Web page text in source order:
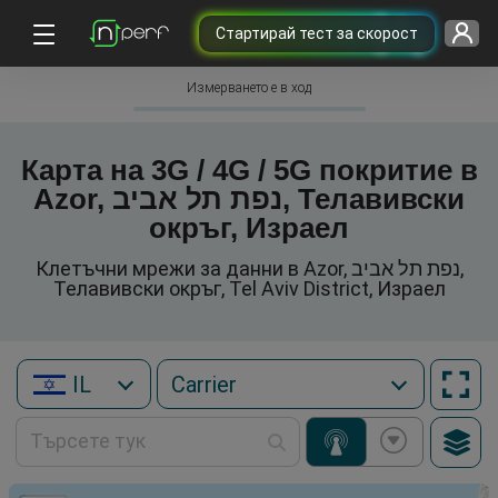
Cтартирай тест за скорост
Измерването е в ход
Карта на 3G / 4G / 5G покритие в
Azor, נפת תל אביב, Телавивски
окръг, Израел
Клетъчни мрежи за данни в Azor, נפת תל אביב,
Телавивски окръг, Tel Aviv District, Израел
IL